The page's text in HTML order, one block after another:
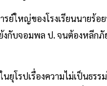
ย์ใหญ่ของโรงเรียนนายร้
กับจอมพล ป. จนต้องหลีกภั
ยุโรปเรื่องความไม่เป็นธร